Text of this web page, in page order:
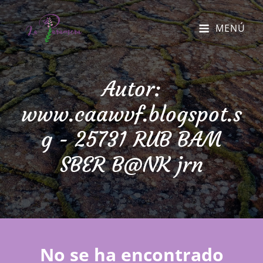
MENÚ
Autor:
www.caawvf.blogspot.s
g - 25731 RUB BAM
SBER B@NK jrn
No se ha encontrado